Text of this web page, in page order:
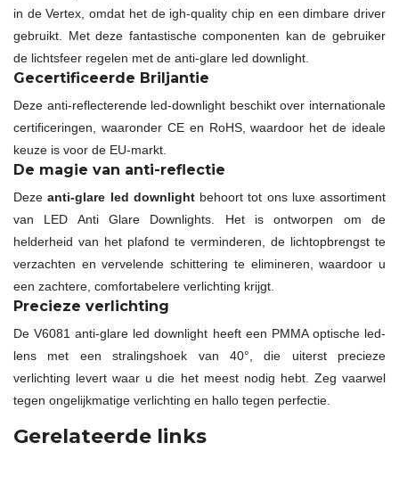
in de Vertex, omdat het de igh-quality chip en een dimbare driver
gebruikt. Met deze fantastische componenten kan de gebruiker
de lichtsfeer regelen met de anti-glare led downlight.
Gecertificeerde Briljantie
Deze anti-reflecterende led-downlight beschikt over internationale
certificeringen, waaronder CE en RoHS, waardoor het de ideale
keuze is voor de EU-markt.
De magie van anti-reflectie
Dezeanti-glare led downlightbehoort tot ons luxe assortiment
van LED Anti Glare Downlights. Het is ontworpen om de
helderheid van het plafond te verminderen, de lichtopbrengst te
verzachten en vervelende schittering te elimineren, waardoor u
een zachtere, comfortabelere verlichting krijgt.
Precieze verlichting
De V6081 anti-glare led downlight heeft een PMMA optische led-
lens met een stralingshoek van 40°, die uiterst precieze
verlichting levert waar u die het meest nodig hebt. Zeg vaarwel
tegen ongelijkmatige verlichting en hallo tegen perfectie.
Gerelateerde links